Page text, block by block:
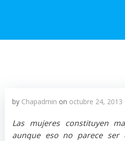
by Chapadmin on octubre 24, 2013
Las mujeres constituyen
aunque eso no parece ser